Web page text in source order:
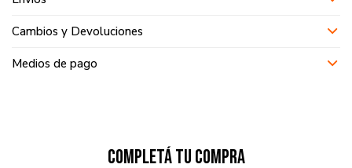
Cambios y Devoluciones
Medios de pago
Completá tu compra